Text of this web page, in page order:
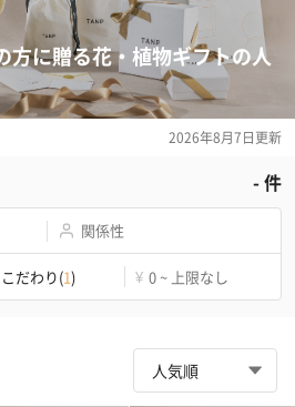
方に贈る花・植物ギフトの人
2026年8月7日更新
-件
関係性
こだわり(1) ¥ 0 ~ 上限なし